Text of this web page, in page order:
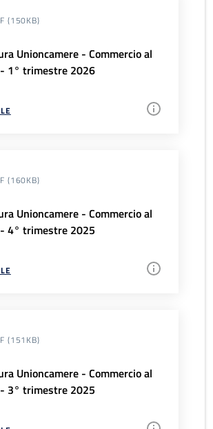
(150KB)
Unioncamere - Commercio al
1° trimestre 2026
(160KB)
Unioncamere - Commercio al
4° trimestre 2025
(151KB)
Unioncamere - Commercio al
3° trimestre 2025